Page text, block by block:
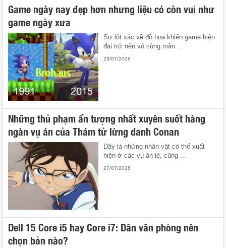
Game ngày nay đẹp hơn nhưng liệu có còn vui như
game ngày xưa
Sự lột xác về đồ họa khiến game hiện
đại trở nên vô cùng mãn ...
29/07/2026
Những thủ phạm ấn tượng nhất xuyên suốt hàng
ngàn vụ án của Thám tử lừng danh Conan
Đây là những nhân vật có thể xuất
hiện ở các vụ án lẻ, cũng ...
27/07/2026
Dell 15 Core i5 hay Core i7: Dân văn phòng nên
chọn bản nào?